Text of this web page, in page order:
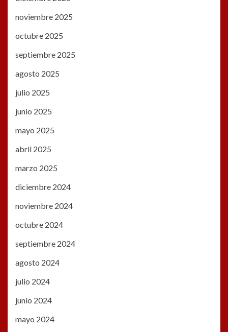
noviembre 2025
octubre 2025
septiembre 2025
agosto 2025
julio 2025
junio 2025
mayo 2025
abril 2025
marzo 2025
diciembre 2024
noviembre 2024
octubre 2024
septiembre 2024
agosto 2024
julio 2024
junio 2024
mayo 2024